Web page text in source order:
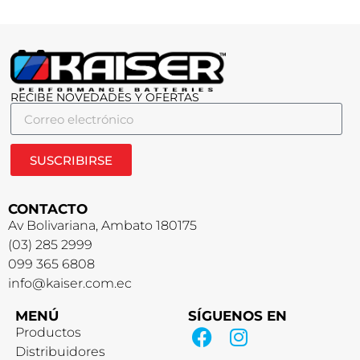
RECIBE NOVEDADES Y OFERTAS
SUSCRIBIRSE
CONTACTO
Av Bolivariana, Ambato 180175
(03) 285 2999
099 365 6808
info@kaiser.com.ec
MENÚ
Productos
Distribuidores
SÍGUENOS EN